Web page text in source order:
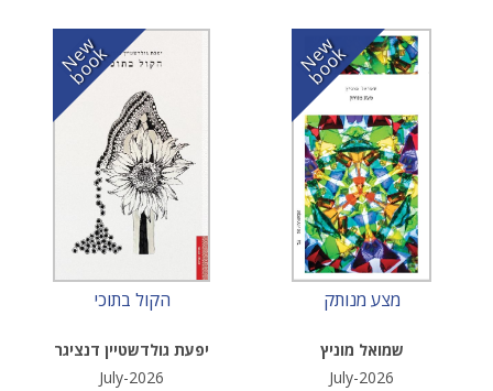
N
e
w
b
o
o
k
הקול בתוכי
יפעת גולדשטיין דנציגר
July-2026
N
e
w
b
o
o
k
מצע מנותק
שמואל מוניץ
July-2026